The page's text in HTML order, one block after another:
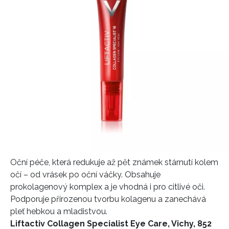
Oční péče, která redukuje až pět známek stárnutí kolem
očí – od vrásek po oční váčky. Obsahuje
prokolagenový komplex a je vhodná i pro citlivé oči.
Podporuje přirozenou tvorbu kolagenu a zanechává
pleť hebkou a mladistvou.
Liftactiv Collagen Specialist Eye Care, Vichy, 852